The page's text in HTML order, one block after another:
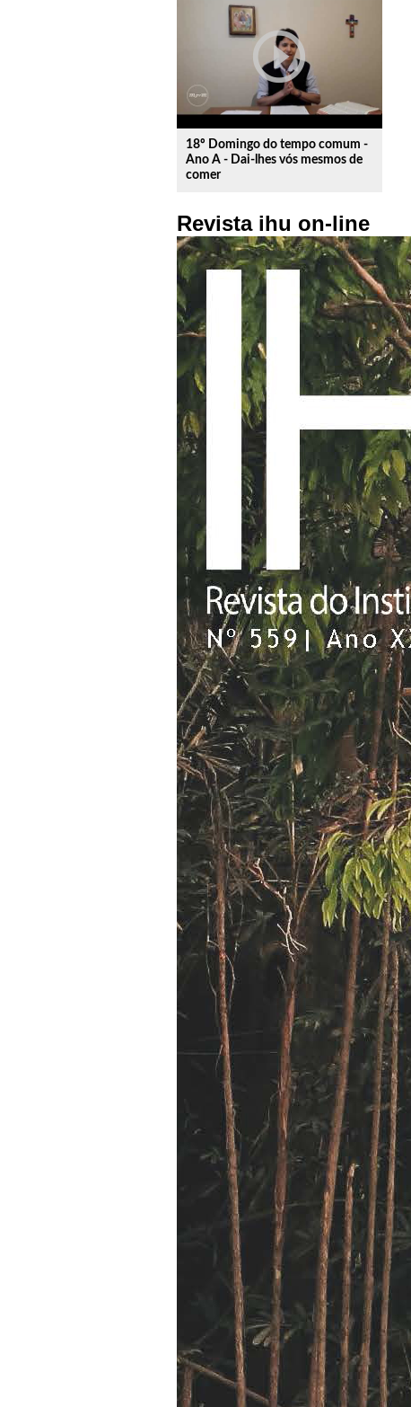
play_circle_outline
18º Domingo do tempo comum -
Ano A - Dai-lhes vós mesmos de
comer
Revista ihu on-line